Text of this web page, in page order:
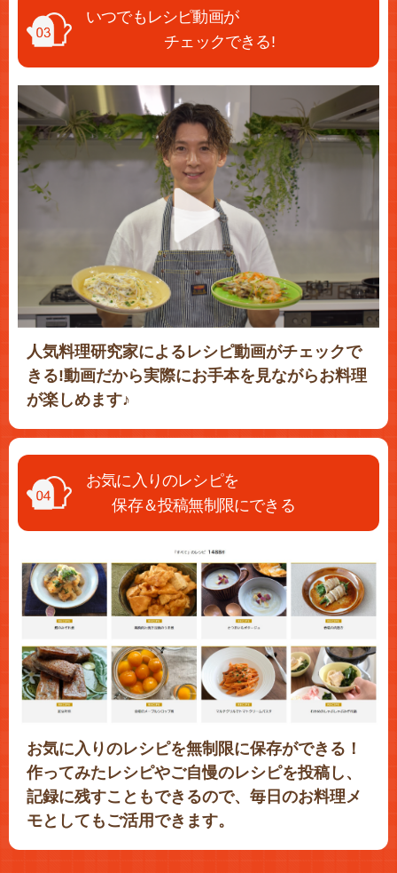
いつでもレシピ動画が
チェックできる!
人気料理研究家によるレシピ動画がチェックで
きる!動画だから実際にお手本を見ながらお料理
が楽しめます♪
お気に入りのレシピを
保存＆投稿無制限にできる
お気に入りのレシピを無制限に保存ができる！
作ってみたレシピやご自慢のレシピを投稿し、
記録に残すこともできるので、毎日のお料理メ
モとしてもご活用できます。